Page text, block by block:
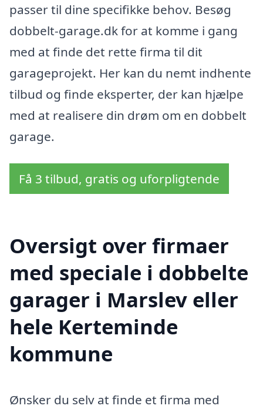
passer til dine specifikke behov. Besøg
dobbelt-garage.dk for at komme i gang
med at finde det rette firma til dit
garageprojekt. Her kan du nemt indhente
tilbud og finde eksperter, der kan hjælpe
med at realisere din drøm om en dobbelt
garage.
Få 3 tilbud, gratis og uforpligtende
Oversigt over firmaer
med speciale i dobbelte
garager i Marslev eller
hele Kerteminde
kommune
Ønsker du selv at finde et firma med